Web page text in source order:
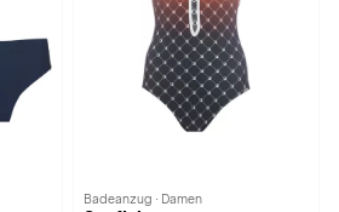
Badeanzug · Damen